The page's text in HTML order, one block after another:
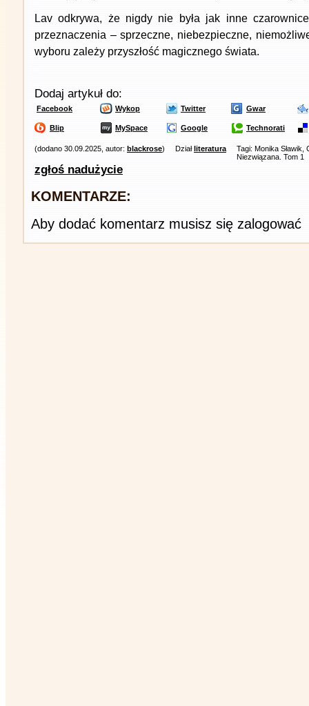
Lav odkrywa, że nigdy nie była jak inne
przeznaczenia – sprzeczne, niebezpieczne,
wyboru zależy przyszłość magicznego świata.
Dodaj artykuł do:
Facebook Wykop Twitter Gwar
Blip MySpace Google Technorati
(dodano 30.09.2025, autor: blackrose) Działliteratura
Tagi: Monika Sławik,
Niezwiązana. Tom 1
zgłoś nadużycie
KOMENTARZE:
Aby dodać komentarz musisz się zalogować